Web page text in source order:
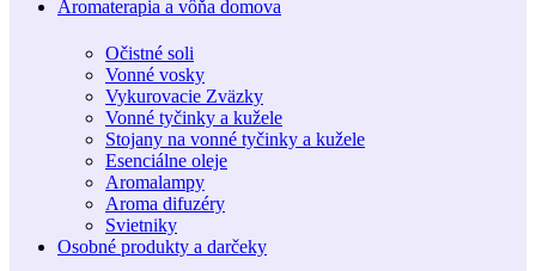
Aromaterapia a vôňa domova
Očistné soli
Vonné vosky
Vykurovacie Zväzky
Vonné tyčinky a kužele
Stojany na vonné tyčinky a kužele
Esenciálne oleje
Aromalampy
Aroma difuzéry
Svietniky
Osobné produkty a darčeky